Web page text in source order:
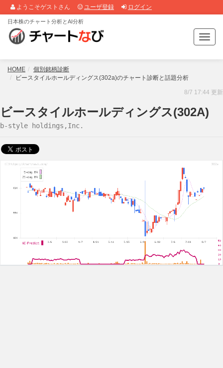
ようこそゲストさん ユーザ登録 ログイン
T
o
g
a
v
n
日本株のチャート分析とAI分析
HOME
個別銘柄診断
ビースタイルホールディングス(302a)のチャート診断と話題分析
8/7 17:44 更新
ビースタイルホールディングス(302A)
b-style holdings,Inc.